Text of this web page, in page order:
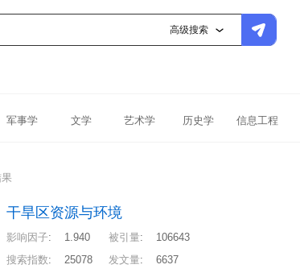
高级搜索
军事学 文学 艺术学 历史学 信息工程
干旱区资源与环境
影响因子: 1.940 被引量:
106643
搜索指数: 25078 发文量: 6637